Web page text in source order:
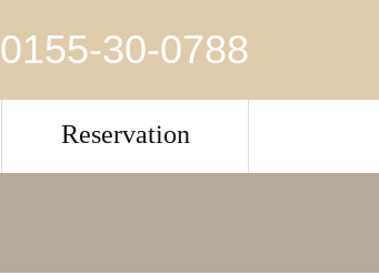
0155-30-0788
Reservation